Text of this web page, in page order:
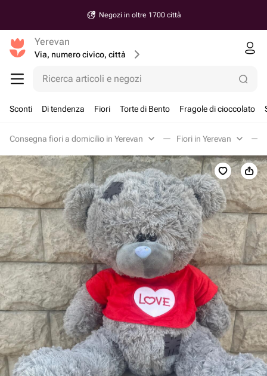
Negozi in oltre 1700 città
Yerevan
Via, numero civico, città
Ricerca articoli e negozi
Sconti Di tendenza Fiori Torte di Bento Fragole di cioccolato
Consegna fiori a domicilio in Yerevan Fiori in Yerevan